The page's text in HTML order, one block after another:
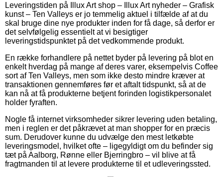
Leveringstiden på Illux Art shop – Illux Art nyheder – Grafisk
kunst – Ten Valleys er jo temmelig aktuel i tilfælde af at du
skal bruge dine nye produkter inden for få dage, så derfor er
det selvfølgelig essentielt at vi besigtiger
leveringstidspunktet på det vedkommende produkt.
En række forhandlere på nettet byder på levering på blot en
enkelt hverdag på mange af deres varer, eksempelvis Coffee
sort af Ten Valleys, men som ikke desto mindre kræver at
transaktionen gennemføres før et aftalt tidspunkt, så at de
kan nå at få produkterne betjent forinden logistikpersonalet
holder fyraften.
Nogle få internet virksomheder sikrer levering uden betaling,
men i reglen er det påkrævet at man shopper for en præcis
sum. Derudover kunne du udvælge den mest letkøbte
leveringsmodel, hvilket ofte – ligegyldigt om du befinder sig
tæt på Aalborg, Rønne eller Bjerringbro – vil blive at få
fragtmanden til at levere produkterne til et udleveringssted.